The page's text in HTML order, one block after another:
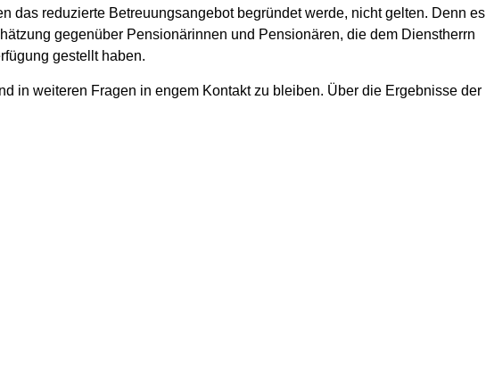
das reduzierte Betreuungsangebot begründet werde, nicht gelten. Denn es
gegenüber Pensionärinnen und Pensionären, die dem Dienstherrn
gestellt haben.
in weiteren Fragen in engem Kontakt zu bleiben. Über die Ergebnisse der